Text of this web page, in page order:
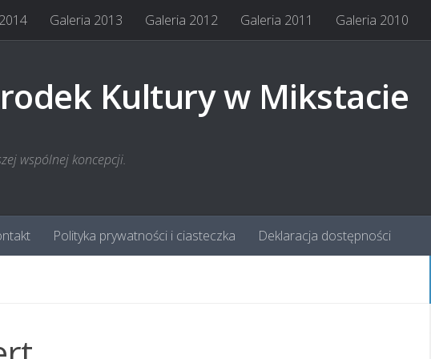
Galeria 2013 Galeria 2012 Galeria 2011 Galeria 2010
Kultury w Mikstacie
wspólnej koncepcji.
Polityka prywatności i ciasteczka Deklaracja dostępności